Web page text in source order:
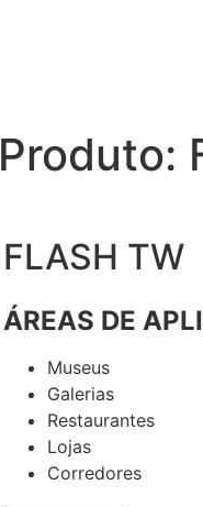
Produto:
FLASH TW
ÁREAS DE
Museus
Galerias
Restaurantes
Lojas
Corredores